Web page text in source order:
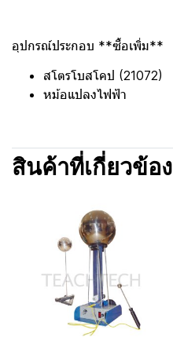
อุปกรณ์ประกอบ **ซื้อเพิ่ม**
สโตรโบสโคป (21072)
หม้อแปลงไฟฟ้า
สินค้าที่เกี่ยวข้อง